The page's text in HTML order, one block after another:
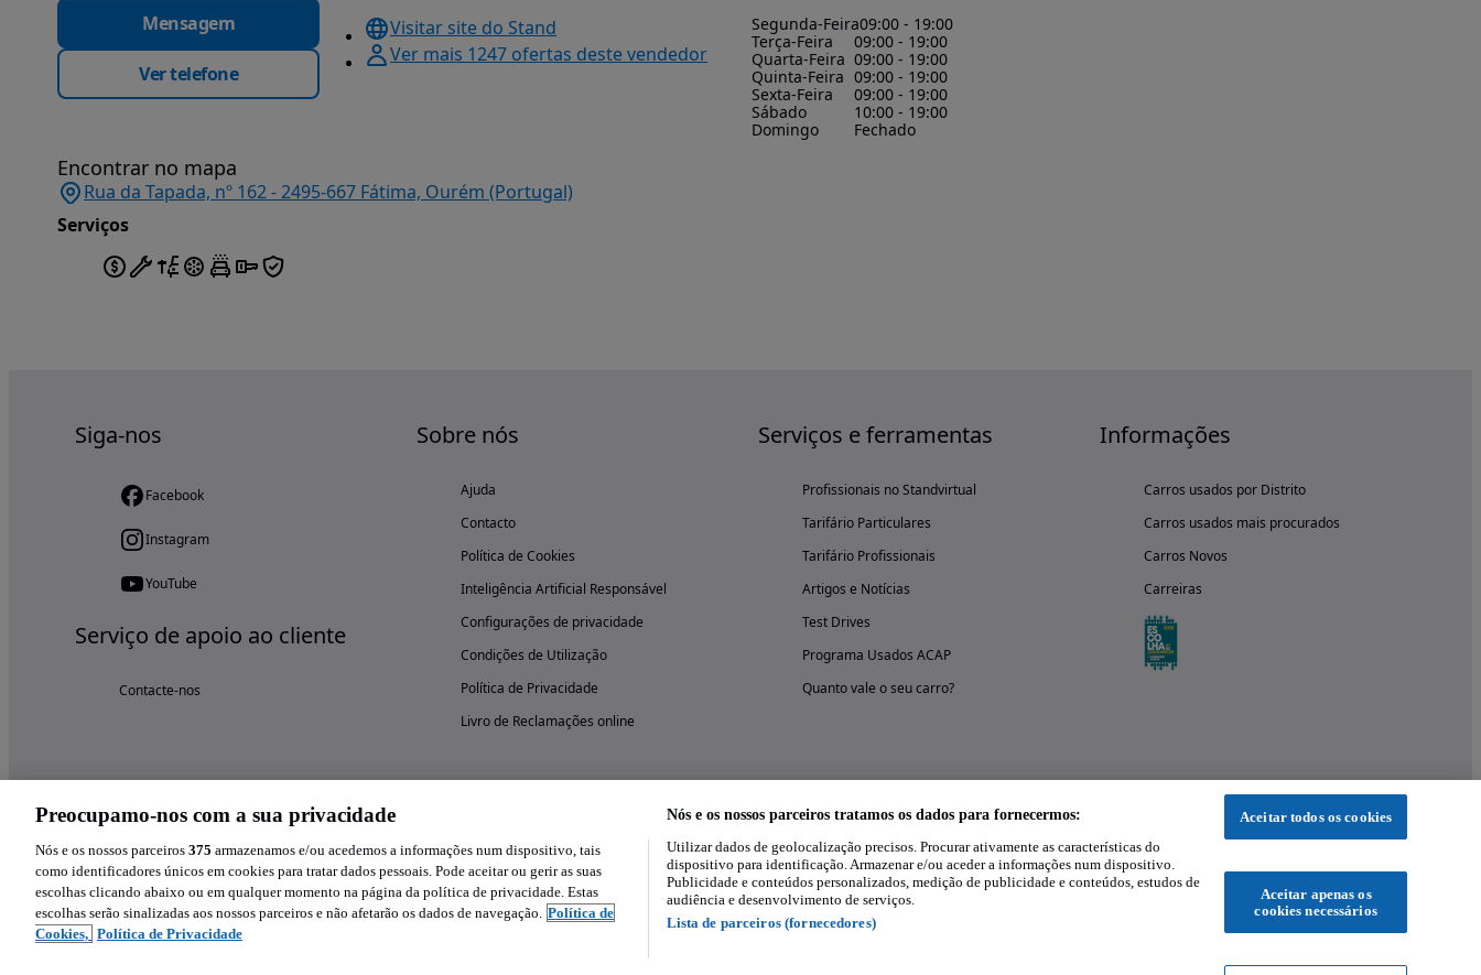
Mensagem
Ver telefone
Visitar site do Stand
Ver mais 1247 ofertas deste vendedor
Segunda-Feira09:00 - 19:00
Terça-Feira
09:00 - 19:00
Quarta-Feira 09:00 - 19:00
Quinta-Feira 09:00 - 19:00
Sexta-Feira
09:00 - 19:00
Sábado
10:00 - 19:00
Domingo
Fechado
Encontrar no mapa
Rua da Tapada, nº 162 - 2495-667 Fátima, Ourém (Portugal)
Serviços
Siga-nos
Facebook
Instagram
YouTube
Serviço de apoio ao cliente
Contacte-nos
Sobre nós
Ajuda
Contacto
Política de Cookies
Inteligência Artificial Responsável
Configurações de privacidade
Condições de Utilização
Política de Privacidade
Livro de Reclamações online
Serviços e ferramentas
Profissionais no Standvirtual
Tarifário Particulares
Tarifário Profissionais
Artigos e Notícias
Test Drives
Programa Usados ACAP
Quanto vale o seu carro?
Informações
Carros usados por Distrito
Carros usados mais procurados
Carros Novos
Carreiras
Experimenta a aplicação
Preocupamo-nos com a sua privacidade
Nós e os nossos parceiros 375 armazenamos e/ou acedemos a informações num dispositivo, tais
como identificadores únicos em cookies para tratar dados pessoais. Pode aceitar ou gerir as suas
escolhas clicando abaixo ou em qualquer momento na página da política de privacidade. Estas
escolhas serão sinalizadas aos nossos parceiros e não afetarão os dados de navegação. Política de
Cookies, Política de Privacidade
Nós e os nossos parceiros tratamos os dados para fornecermos:
Utilizar dados de geolocalização precisos. Procurar ativamente as características do
dispositivo para identificação. Armazenar e/ou aceder a informações num dispositivo.
Publicidade e conteúdos personalizados, medição de publicidade e conteúdos, estudos de
audiência e desenvolvimento de serviços.
Lista de parceiros (fornecedores)
Aceitar todos os cookies
Aceitar apenas os
cookies necessários